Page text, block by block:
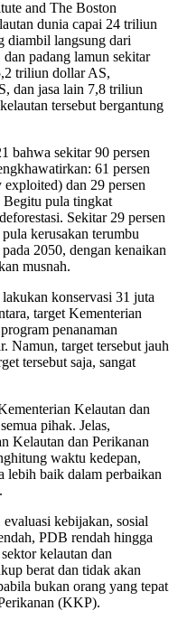
and The Boston
dunia capai 24 triliun
diambil langsung dari
padang lamun sekitar
triliun dollar AS,
dan jasa lain 7,8 triliun
tersebut bergantung
bahwa sekitar 90 persen
61 persen
dan 29 persen
Begitu pula tingkat
Sekitar 29 persen
kerusakan terumbu
2050, dengan kenaikan
musnah.
konservasi 31 juta
target Kementerian
penanaman
Namun, target tersebut jauh
tersebut saja, sangat
Kelautan dan
pihak. Jelas,
Kelautan dan Perikanan
waktu kedepan,
lebih baik dalam perbaikan
kebijakan, sosial
PDB rendah hingga
kelautan dan
berat dan tidak akan
bukan orang yang tepat
(KKP).